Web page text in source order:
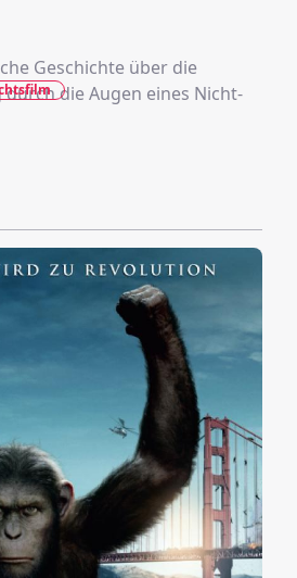
Geschichte über die
die Augen eines Nicht-